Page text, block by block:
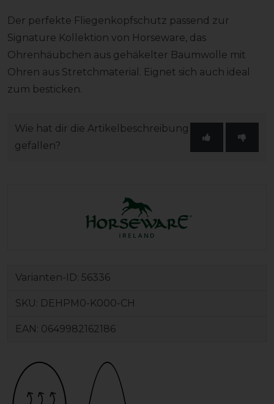
Der perfekte Fliegenkopfschutz passend zur
Signature Kollektion von Horseware, das
Ohrenhäubchen aus gehäkelter Baumwolle mit
Ohren aus Stretchmaterial. Eignet sich auch ideal
zum besticken.
Wie hat dir die Artikelbeschreibung
gefallen?
Varianten-ID: 56336
SKU: DEHPM0-K000-CH
EAN: 0649982162186